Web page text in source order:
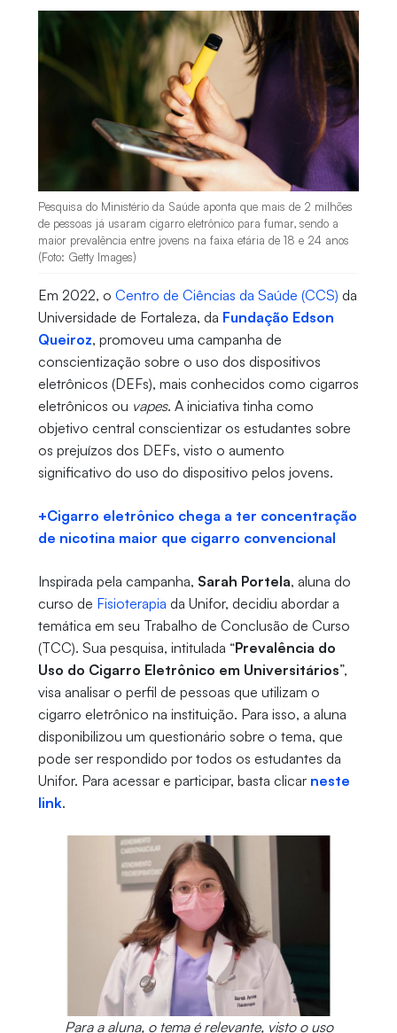
Pesquisa do Ministério da Saúde aponta que mais de 2 milhões
de pessoas já usaram cigarro eletrônico para fumar, sendo a
maior prevalência entre jovens na faixa etária de 18 e 24 anos
(Foto: Getty Images)
Em 2022, o Centro de Ciências da Saúde (CCS) da
Universidade de Fortaleza, da Fundação Edson
Queiroz, promoveu uma campanha de
conscientização sobre o uso dos dispositivos
eletrônicos (DEFs), mais conhecidos como cigarros
eletrônicos ou vapes. A iniciativa tinha como
objetivo central conscientizar os estudantes sobre
os prejuízos dos DEFs, visto o aumento
significativo do uso do dispositivo pelos jovens.
+Cigarro eletrônico chega a ter concentração
de nicotina maior que cigarro convencional
Inspirada pela campanha, Sarah Portela, aluna do
curso de Fisioterapia da Unifor, decidiu abordar a
temática em seu Trabalho de Conclusão de Curso
(TCC). Sua pesquisa, intitulada “Prevalência do
Uso do Cigarro Eletrônico em Universitários”,
visa analisar o perfil de pessoas que utilizam o
cigarro eletrônico na instituição. Para isso, a aluna
disponibilizou um questionário sobre o tema, que
pode ser respondido por todos os estudantes da
Unifor. Para acessar e participar, basta clicar neste
link.
Para a aluna, o tema é relevante, visto o uso